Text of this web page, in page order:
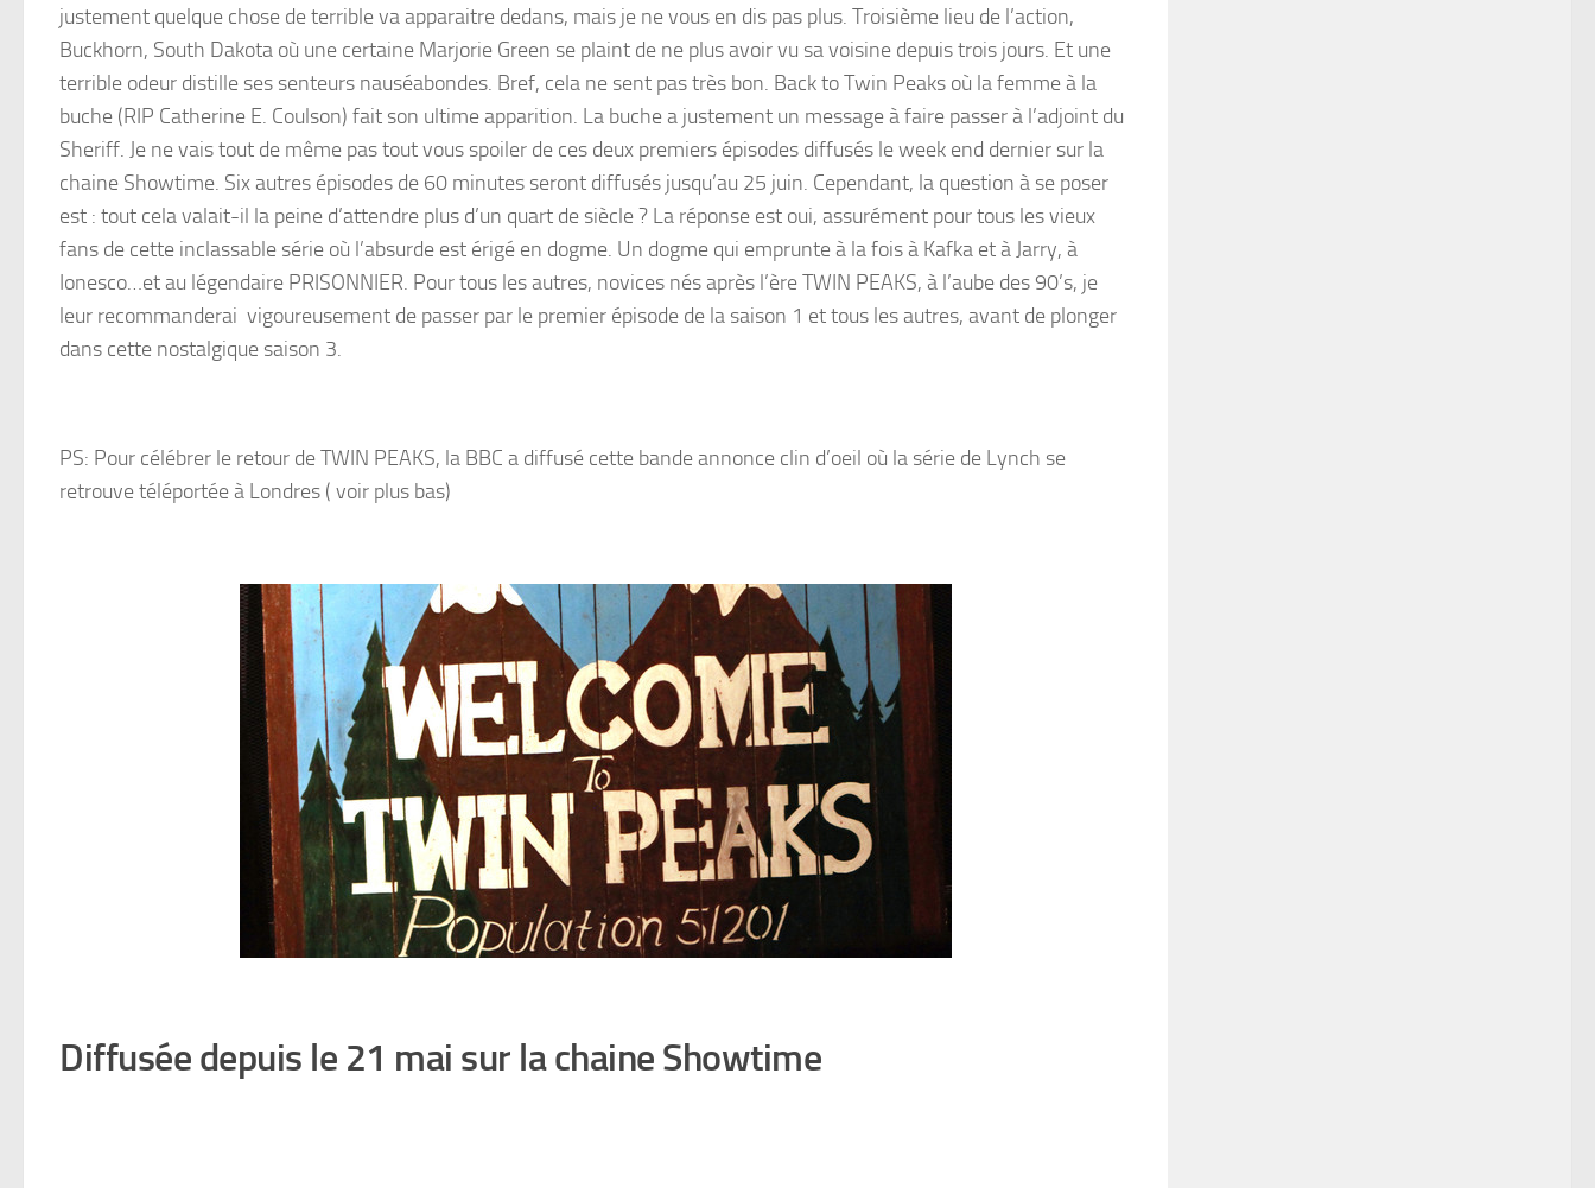
justement quelque chose de terrible va apparaitre dedans, mais je ne vous en dis pas plus. Troisième lieu de l’action,
Buckhorn, South Dakota où une certaine Marjorie Green se plaint de ne plus avoir vu sa voisine depuis trois jours. Et une
terrible odeur distille ses senteurs nauséabondes. Bref, cela ne sent pas très bon. Back to Twin Peaks où la femme à la
buche (RIP Catherine E. Coulson) fait son ultime apparition. La buche a justement un message à faire passer à l’adjoint du
Sheriff. Je ne vais tout de même pas tout vous spoiler de ces deux premiers épisodes diffusés le week end dernier sur la
chaine Showtime. Six autres épisodes de 60 minutes seront diffusés jusqu’au 25 juin. Cependant, la question à se poser
est : tout cela valait-il la peine d’attendre plus d’un quart de siècle ? La réponse est oui, assurément pour tous les vieux
fans de cette inclassable série où l’absurde est érigé en dogme. Un dogme qui emprunte à la fois à Kafka et à Jarry, à
Ionesco…et au légendaire PRISONNIER. Pour tous les autres, novices nés après l’ère TWIN PEAKS, à l’aube des 90’s, je
leur recommanderai vigoureusement de passer par le premier épisode de la saison 1 et tous les autres, avant de plonger
dans cette nostalgique saison 3.
PS: Pour célébrer le retour de TWIN PEAKS, la BBC a diffusé cette bande annonce clin d’oeil où la série de Lynch se
retrouve téléportée à Londres ( voir plus bas)
Diffusée depuis le 21 mai sur la chaine Showtime